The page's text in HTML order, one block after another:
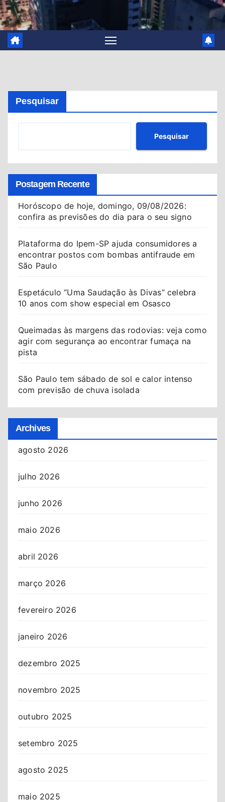
Pesquisar
Pesquisar
Postagem Recente
Horóscopo de hoje, domingo, 09/08/2026:
confira as previsões do dia para o seu signo
Plataforma do Ipem-SP ajuda consumidores a
encontrar postos com bombas antifraude em
São Paulo
Espetáculo “Uma Saudação às Divas” celebra
10 anos com show especial em Osasco
Queimadas às margens das rodovias: veja como
agir com segurança ao encontrar fumaça na
pista
São Paulo tem sábado de sol e calor intenso
com previsão de chuva isolada
Archives
agosto 2026
julho 2026
junho 2026
maio 2026
abril 2026
março 2026
fevereiro 2026
janeiro 2026
dezembro 2025
novembro 2025
outubro 2025
setembro 2025
agosto 2025
maio 2025